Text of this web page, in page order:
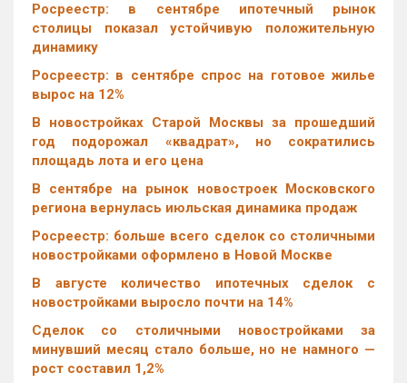
Росреестр: в сентябре ипотечный рынок
столицы показал устойчивую положительную
динамику
Росреестр: в сентябре спрос на готовое жилье
вырос на 12%
В новостройках Старой Москвы за прошедший
год подорожал «квадрат», но сократились
площадь лота и его цена
В сентябре на рынок новостроек Московского
региона вернулась июльская динамика продаж
Росреестр: больше всего сделок со столичными
новостройками оформлено в Новой Москве
В августе количество ипотечных сделок с
новостройками выросло почти на 14%
Cделок со столичными новостройками за
минувший месяц стало больше, но не намного —
рост составил 1,2%